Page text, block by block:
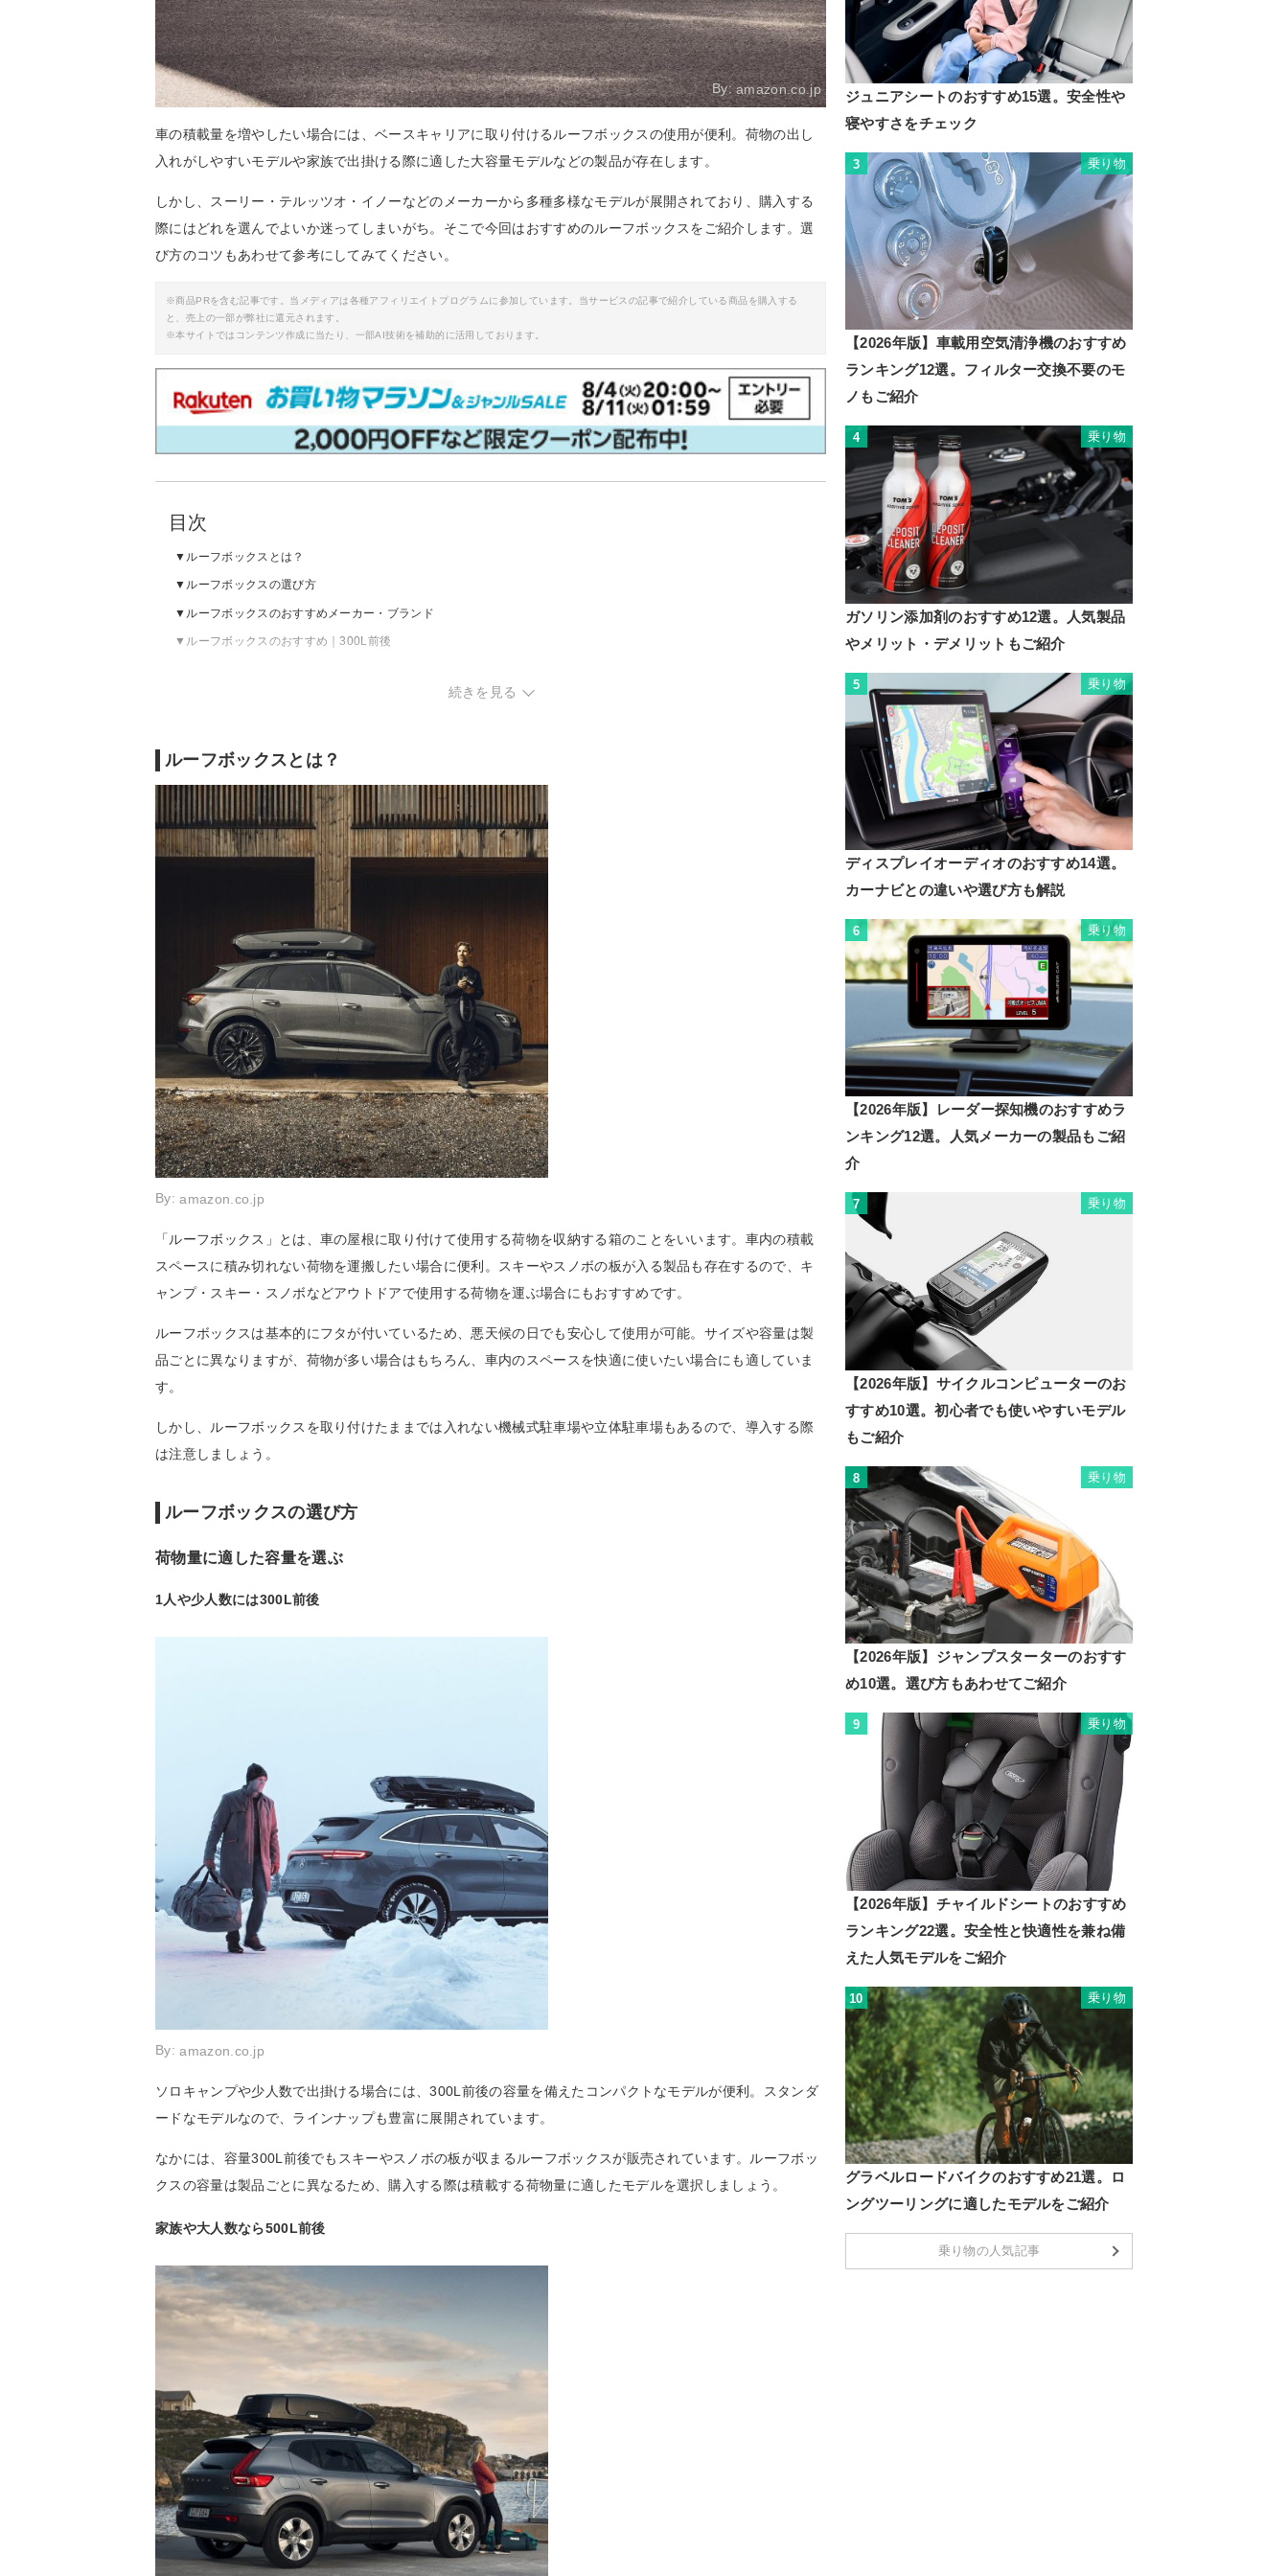
By:amazon.co.jp
車の積載量を増やしたい場合には、ベースキャリアに取り付けるルーフボックスの使用が便利。荷物の出し
入れがしやすいモデルや家族で出掛ける際に適した大容量モデルなどの製品が存在します。
しかし、スーリー・テルッツオ・イノーなどのメーカーから多種多様なモデルが展開されており、購入する
際にはどれを選んでよいか迷ってしまいがち。そこで今回はおすすめのルーフボックスをご紹介します。選
び方のコツもあわせて参考にしてみてください。
※商品PRを含む記事です。当メディアは各種アフィリエイトプログラムに参加しています。当サービスの記事で紹介している商品を購入する
と、売上の一部が弊社に還元されます。
※本サイトではコンテンツ作成に当たり、一部AI技術を補助的に活用しております。
目次
ルーフボックスとは？
ルーフボックスの選び方
ルーフボックスのおすすめメーカー・ブランド
ルーフボックスのおすすめ｜300L前後
続きを見る
ルーフボックスとは？
By:amazon.co.jp
「ルーフボックス」とは、車の屋根に取り付けて使用する荷物を収納する箱のことをいいます。車内の積載
スペースに積み切れない荷物を運搬したい場合に便利。スキーやスノボの板が入る製品も存在するので、キ
ャンプ・スキー・スノボなどアウトドアで使用する荷物を運ぶ場合にもおすすめです。
ルーフボックスは基本的にフタが付いているため、悪天候の日でも安心して使用が可能。サイズや容量は製
品ごとに異なりますが、荷物が多い場合はもちろん、車内のスペースを快適に使いたい場合にも適していま
す。
しかし、ルーフボックスを取り付けたままでは入れない機械式駐車場や立体駐車場もあるので、導入する際
は注意しましょう。
ルーフボックスの選び方
荷物量に適した容量を選ぶ
1人や少人数には300L前後
By:amazon.co.jp
ソロキャンプや少人数で出掛ける場合には、300L前後の容量を備えたコンパクトなモデルが便利。スタンダ
ードなモデルなので、ラインナップも豊富に展開されています。
なかには、容量300L前後でもスキーやスノボの板が収まるルーフボックスが販売されています。ルーフボッ
クスの容量は製品ごとに異なるため、購入する際は積載する荷物量に適したモデルを選択しましょう。
家族や大人数なら500L前後
ジュニアシートのおすすめ15選。安全性や
寝やすさをチェック
3 乗り物
【2026年版】車載用空気清浄機のおすすめ
ランキング12選。フィルター交換不要のモ
ノもご紹介
4 乗り物
ガソリン添加剤のおすすめ12選。人気製品
やメリット・デメリットもご紹介
5 乗り物
ディスプレイオーディオのおすすめ14選。
カーナビとの違いや選び方も解説
6 乗り物
【2026年版】レーダー探知機のおすすめラ
ンキング12選。人気メーカーの製品もご紹
介
7 乗り物
【2026年版】サイクルコンピューターのお
すすめ10選。初心者でも使いやすいモデル
もご紹介
8 乗り物
【2026年版】ジャンプスターターのおすす
め10選。選び方もあわせてご紹介
9 乗り物
【2026年版】チャイルドシートのおすすめ
ランキング22選。安全性と快適性を兼ね備
えた人気モデルをご紹介
10 乗り物
グラベルロードバイクのおすすめ21選。ロ
ングツーリングに適したモデルをご紹介
乗り物の人気記事